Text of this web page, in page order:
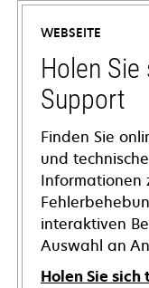
WEBSEITE
Holen
Support
Finden Sie
und
Informationen
interaktiven
Auswahl an
Holen Sie